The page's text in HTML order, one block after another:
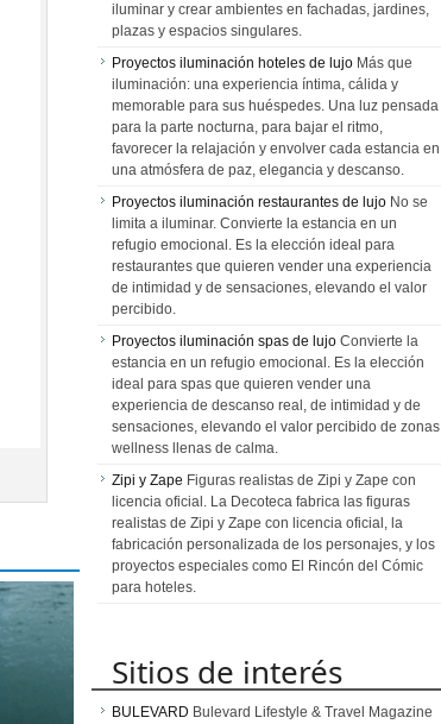
iluminar y crear ambientes en fachadas, jardines,
plazas y espacios singulares.
Proyectos iluminación hoteles de lujo Más que
iluminación: una experiencia íntima, cálida y
memorable para sus huéspedes. Una luz pensada
para la parte nocturna, para bajar el ritmo,
favorecer la relajación y envolver cada estancia en
una atmósfera de paz, elegancia y descanso.
Proyectos iluminación restaurantes de lujo No se
limita a iluminar. Convierte la estancia en un
refugio emocional. Es la elección ideal para
restaurantes que quieren vender una experiencia
de intimidad y de sensaciones, elevando el valor
percibido.
Proyectos iluminación spas de lujo Convierte la
estancia en un refugio emocional. Es la elección
ideal para spas que quieren vender una
experiencia de descanso real, de intimidad y de
sensaciones, elevando el valor percibido de zonas
wellness llenas de calma.
Zipi y Zape Figuras realistas de Zipi y Zape con
licencia oficial. La Decoteca fabrica las figuras
realistas de Zipi y Zape con licencia oficial, la
fabricación personalizada de los personajes, y los
proyectos especiales como El Rincón del Cómic
para hoteles.
Sitios de interés
BULEVARD Bulevard Lifestyle & Travel Magazine